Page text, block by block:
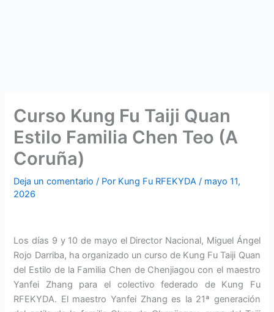
Curso Kung Fu Taiji Quan
Estilo Familia Chen Teo (A
Coruña)
Deja un comentario / Por Kung Fu RFEKYDA/ mayo 11,
2026
Los días 9 y 10 de mayo el Director Nacional, Miguel Ángel
Rojo Darriba, ha organizado un curso de Kung Fu Taiji Quan
del Estilo de la Familia Chen de Chenjiagou con el maestro
Yanfei Zhang para el colectivo federado de Kung Fu
RFEKYDA. El maestro Yanfei Zhang es la 21ª generación